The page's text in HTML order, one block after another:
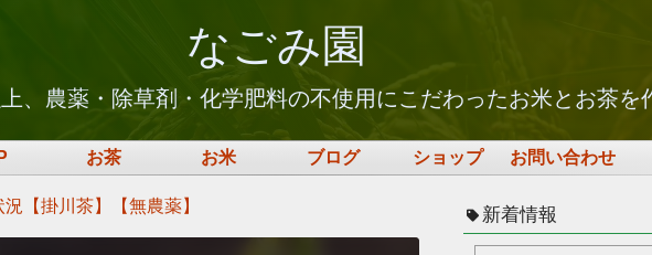
なごみ園
、農薬・除草剤・化学肥料の不使用にこだわったお米とお茶を
お茶 お米 ブログ ショップ お問い合わせ
【掛川茶】【無農薬】 新着情報